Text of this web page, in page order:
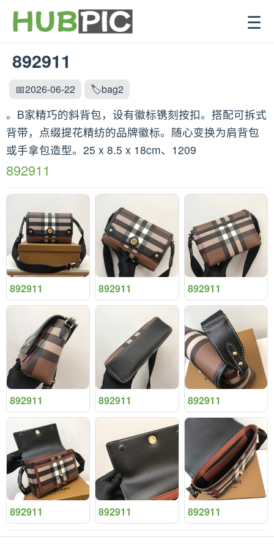
☰
892911
📅2026-06-22 🏷️bag2
。B家精巧的斜背包，设有徽标镌刻按扣。搭配可拆式
背带，点缀提花精纺的品牌徽标。随心变换为肩背包
或手拿包造型。25 x 8.5 x 18cm、1209
892911
892911 892911 892911
892911 892911 892911
892911 892911 892911